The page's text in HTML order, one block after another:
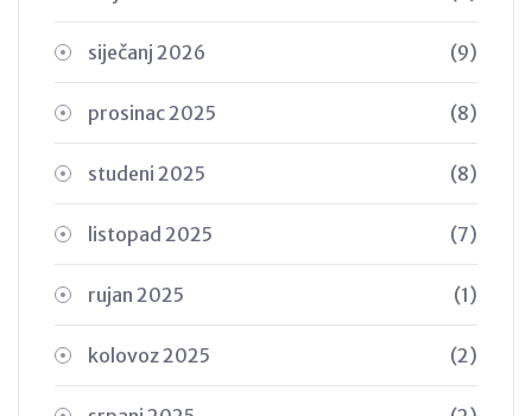
siječanj 2026 (9)
prosinac 2025 (8)
studeni 2025 (8)
listopad 2025 (7)
rujan 2025 (1)
kolovoz 2025 (2)